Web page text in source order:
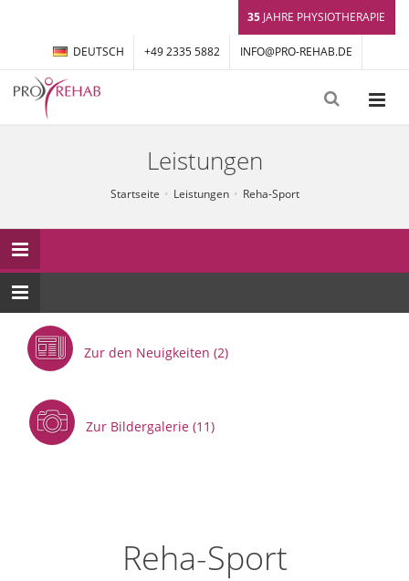
35 JAHRE PHYSIOTHERAPIE
DEUTSCH +49 2335 5882 INFO@PRO-REHAB.DE
Leistungen
Startseite Leistungen Reha-Sport
Zur den Neuigkeiten (2)
Zur Bildergalerie (11)
Reha-Sport